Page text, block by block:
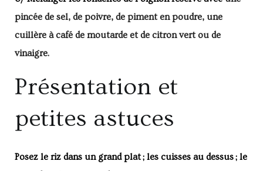
pincée de sel, de poivre, de piment en poudre, une
cuillère à café de moutarde et de citron vert ou de
vinaigre.
Présentation et
petites astuces
Posez le riz dans un grand plat ; les cuisses au dessus ; le